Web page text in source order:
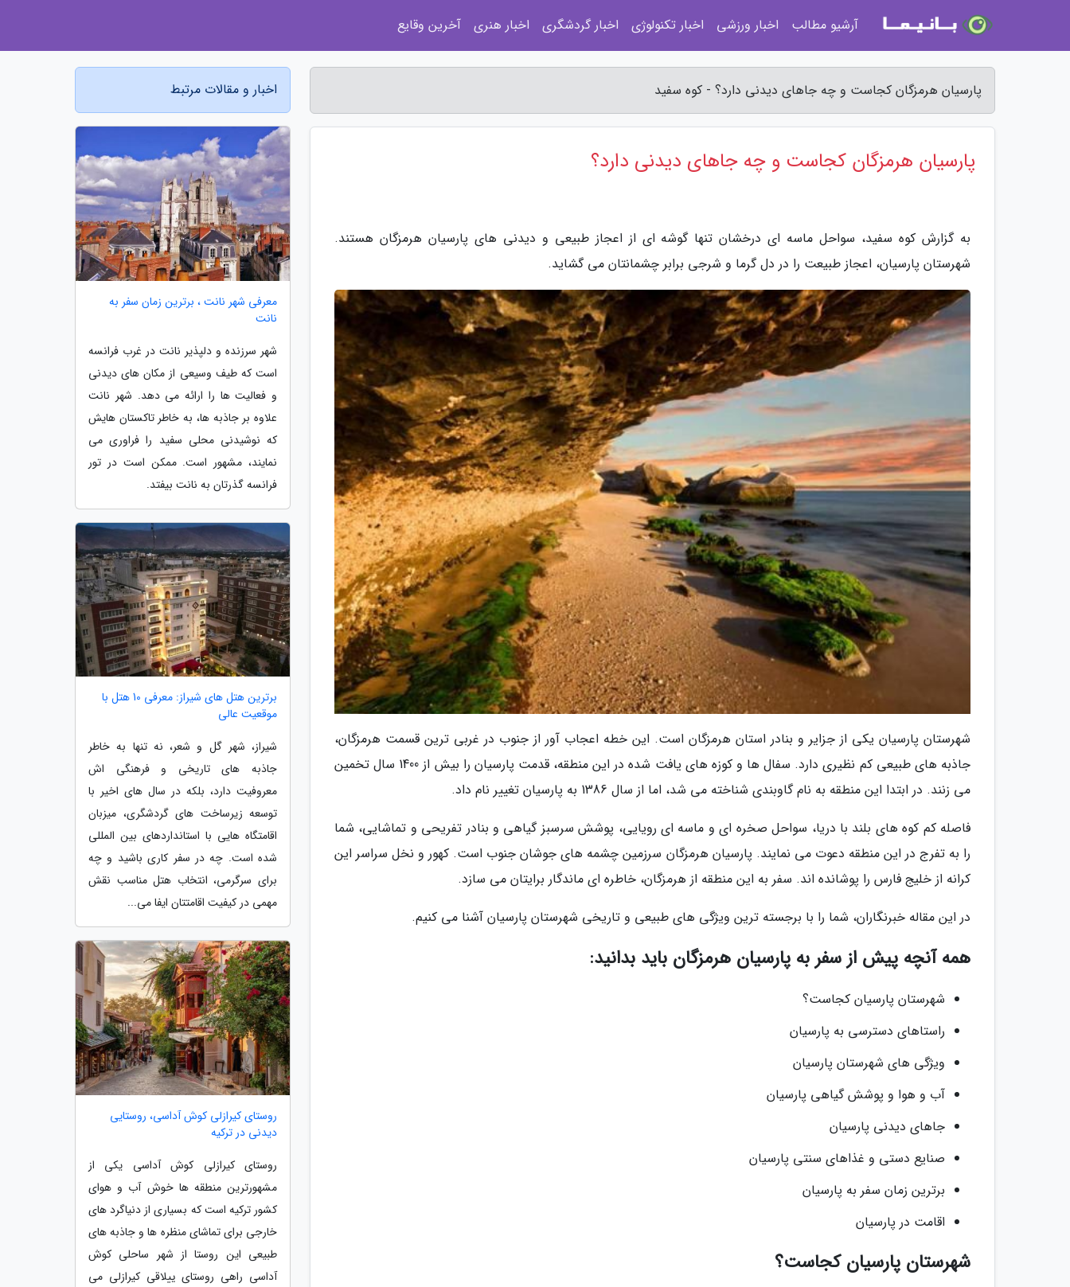
پارسیان هرمزگان کجاست و چه جاهای دیدنی دارد؟ - کوه سفید
پارسیان هرمزگان کجاست و چه جاهای دیدنی دارد؟
به گزارش کوه سفید، سواحل ماسه ای درخشان تنها گوشه ای از اعجاز طبیعی و دیدنی های پارسیان هرمزگان هستند.
شهرستان پارسیان، اعجاز طبیعت را در دل گرما و شرجی برابر چشمانتان می گشاید.
شهرستان پارسیان یکی از جزایر و بنادر استان هرمزگان است. این خطه اعجاب آور از جنوب در غربی ترین قسمت هرمزگان،
جاذبه های طبیعی کم نظیری دارد. سفال ها و کوزه های یافت شده در این منطقه، قدمت پارسیان را بیش از 1400 سال تخمین
می زنند. در ابتدا این منطقه به نام گاوبندی شناخته می شد، اما از سال 1386 به پارسیان تغییر نام داد.
فاصله کم کوه های بلند با دریا، سواحل صخره ای و ماسه ای رویایی، پوشش سرسبز گیاهی و بنادر تفریحی و تماشایی، شما
را به تفرج در این منطقه دعوت می نمایند. پارسیان هرمزگان سرزمین چشمه های جوشان جنوب است. کهور و نخل سراسر این
کرانه از خلیج فارس را پوشانده اند. سفر به این منطقه از هرمزگان، خاطره ای ماندگار برایتان می سازد.
در این مقاله خبرنگاران، شما را با برجسته ترین ویژگی های طبیعی و تاریخی شهرستان پارسیان آشنا می کنیم.
همه آنچه پیش از سفر به پارسیان هرمزگان باید بدانید:
شهرستان پارسیان کجاست؟
راستاهای دسترسی به پارسیان
ویژگی های شهرستان پارسیان
آب و هوا و پوشش گیاهی پارسیان
جاهای دیدنی پارسیان
صنایع دستی و غذاهای سنتی پارسیان
برترین زمان سفر به پارسیان
اقامت در پارسیان
شهرستان پارسیان کجاست؟
اخبار و مقالات مرتبط
معرفی شهر نانت ، برترین زمان سفر به
نانت
شهر سرزنده و دلپذیر نانت در غرب فرانسه
است که طیف وسیعی از مکان های دیدنی
و فعالیت ها را ارائه می دهد. شهر نانت
علاوه بر جاذبه ها، به خاطر تاکستان هایش
که نوشیدنی محلی سفید را فراوری می
نمایند، مشهور است. ممکن است در تور
فرانسه گذرتان به نانت بیفتد.
برترین هتل های شیراز: معرفی 10 هتل با
موقعیت عالی
شیراز، شهر گل و شعر، نه تنها به خاطر
جاذبه های تاریخی و فرهنگی اش
معروفیت دارد، بلکه در سال های اخیر با
توسعه زیرساخت های گردشگری، میزبان
اقامتگاه هایی با استانداردهای بین المللی
شده است. چه در سفر کاری باشید و چه
برای سرگرمی، انتخاب هتل مناسب نقش
مهمی در کیفیت اقامتتان ایفا می...
روستای کیرازلی کوش آداسی، روستایی
دیدنی در ترکیه
روستای کیرازلی کوش آداسی یکی از
مشهورترین منطقه ها خوش آب و هوای
کشور ترکیه است که بسیاری از دنیاگرد های
خارجی برای تماشای منظره ها و جاذبه های
طبیعی این روستا از شهر ساحلی کوش
آداسی راهی روستای ییلاقی کیرازلی می
آرشیو مطالب اخبار ورزشی اخبار تکنولوژی اخبار گردشگری اخبار هنری آخرین وقایع